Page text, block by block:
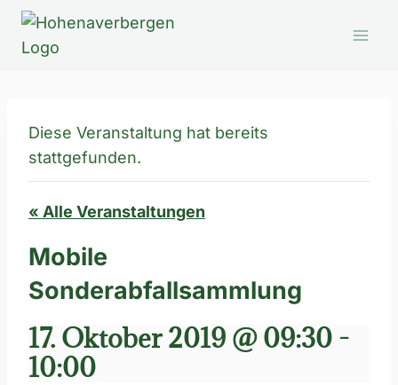
Zum
springen
Diese Veranstaltung hat bereits
stattgefunden.
« Alle Veranstaltungen
Mobile
Sonderabfallsammlung
17. Oktober 2019 @ 09:30 -
10:00